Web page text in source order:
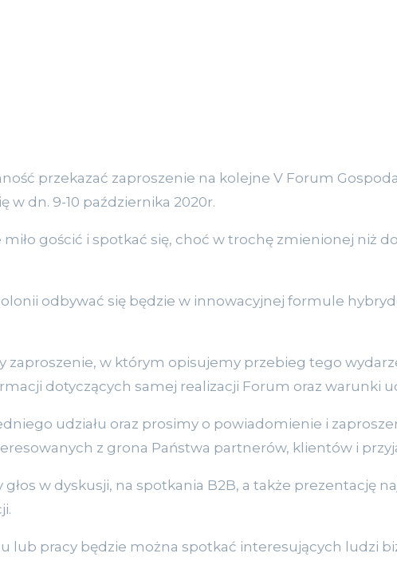
przekazać zaproszenie na kolejne V Forum
w dn. 9-10 października 2020r.
gościć i spotkać się, choć w trochę zmienionej niż
odbywać się będzie w innowacyjnej formule
zaproszenie, w którym opisujemy przebieg tego
dotyczących samej realizacji Forum oraz warunki
udziału oraz prosimy o powiadomienie i
z grona Państwa partnerów, klientów i
głos w dyskusji, na spotkania B2B, a także prezentację
lub pracy będzie można spotkać interesujących ludzi